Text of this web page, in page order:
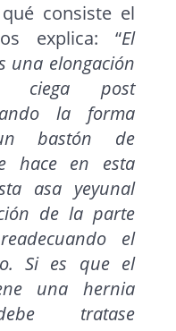
consiste el
explica: “El
una elongación
ciega post
la forma
bastón de
hace en esta
asa yeyunal
de la parte
el
Si es que el
una hernia
tratase